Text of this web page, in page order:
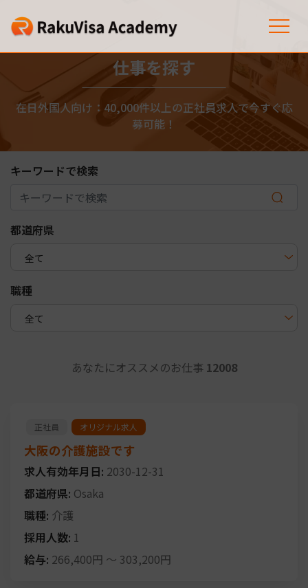
仕事を探す
在日外国人向け：40,000件以上の正社員求人で今すぐ応
募可能！
キーワードで検索
都道府県
職種
あなたにオススメのお仕事 12008
正社員 オリジナル求人
大阪の介護施設です
求人有効年月日: 2030-12-31
都道府県: Osaka
職種: 介護
採用人数: 1
給与: 266,400円 ～ 303,200円